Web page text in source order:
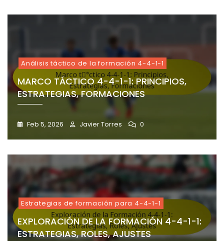
Análisis táctico de la formación 4-4-1-1
MARCO TÁCTICO 4-4-1-1: PRINCIPIOS,
ESTRATEGIAS, FORMACIONES
Feb 5, 2026 Javier Torres 0
Estrategias de formación para 4-4-1-1
EXPLORACIÓN DE LA FORMACIÓN 4-4-1-1:
ESTRATEGIAS, ROLES, AJUSTES